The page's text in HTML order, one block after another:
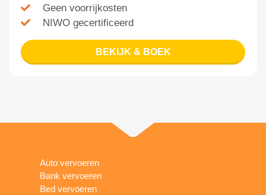
Geen voorrijkosten
NIWO gecertificeerd
BEKIJK & BOEK
Auto vervoeren
Bank vervoeren
Bed vervoeren